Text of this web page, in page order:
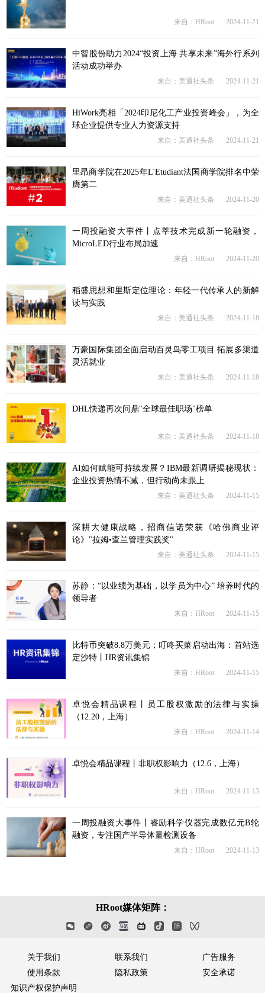
来自：HRoot 2024-11-21
中智股份助力2024“投资上海 共享未来”海外行系列
活动成功举办
来自：美通社头条 2024-11-21
HiWork亮相「2024印尼化工产业投资峰会」，为全
球企业提供专业人力资源支持
来自：美通社头条 2024-11-21
里昂商学院在2025年L'Etudiant法国商学院排名中荣
膺第二
来自：美通社头条 2024-11-20
一周投融资大事件丨点莘技术完成新一轮融资，
MicroLED行业布局加速
来自：HRoot 2024-11-20
稻盛思想和里斯定位理论：年轻一代传承人的新解
读与实践
来自：美通社头条 2024-11-18
万豪国际集团全面启动百灵鸟零工项目 拓展多渠道
灵活就业
来自：美通社头条 2024-11-18
DHL快递再次问鼎"全球最佳职场"榜单
来自：美通社头条 2024-11-18
AI如何赋能可持续发展？IBM最新调研揭秘现状：
企业投资热情不减，但行动尚未跟上
来自：美通社头条 2024-11-15
深耕大健康战略，招商信诺荣获《哈佛商业评
论》"拉姆•查兰管理实践奖"
来自：美通社头条 2024-11-15
苏静：“以业绩为基础，以学员为中心” 培养时代的
领导者
来自：HRoot 2024-11-15
比特币突破8.8万美元；叮咚买菜启动出海：首站选
定沙特丨HR资讯集锦
来自：HRoot 2024-11-15
卓悦会精品课程丨员工股权激励的法律与实操
（12.20，上海）
来自：HRoot 2024-11-14
卓悦会精品课程丨非职权影响力（12.6，上海）
来自：HRoot 2024-11-13
一周投融资大事件丨睿励科学仪器完成数亿元B轮
融资，专注国产半导体量检测设备
来自：HRoot 2024-11-13
HRoot媒体矩阵：
关于我们 联系我们
广告服务
使用条款
隐私政策
安全承诺
知识产权保护声明